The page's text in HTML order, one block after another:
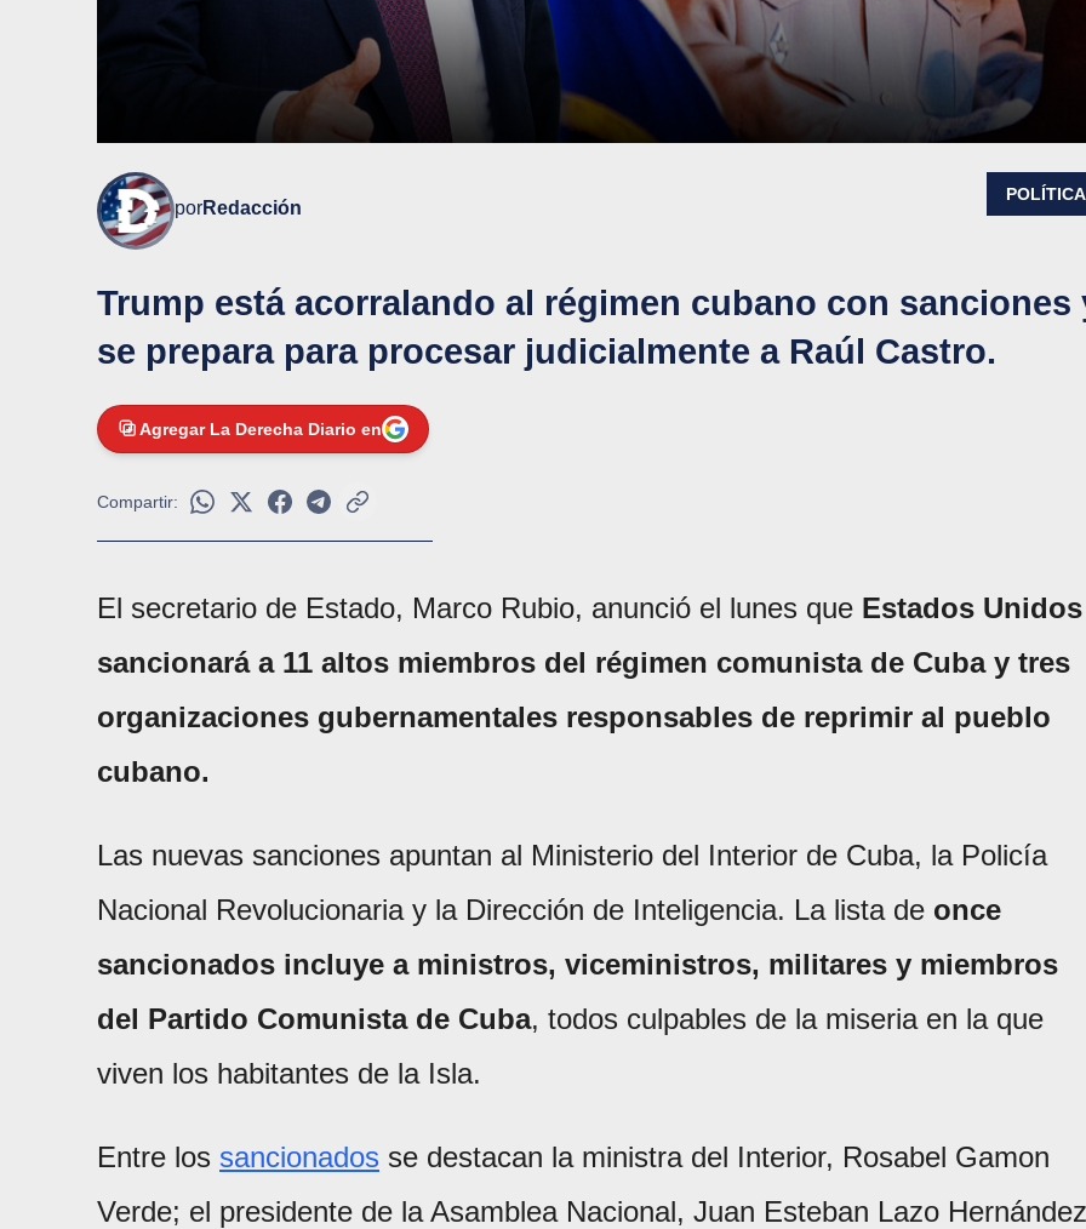
porRedacción
POLÍTICA
Trump está acorralando al régimen cubano con sanciones
se prepara para procesar judicialmente a Raúl Castro.
Agregar La Derecha Diario en
Compartir:
El secretario de Estado, Marco Rubio, anunció el lunes que Estados Unidos
sancionará a 11 altos miembros del régimen comunista de Cuba y tres
organizaciones gubernamentales responsables de reprimir al pueblo
cubano.
Las nuevas sanciones apuntan al Ministerio del Interior de Cuba, la Policía
Nacional Revolucionaria y la Dirección de Inteligencia. La lista de once
sancionados incluye a ministros, viceministros, militares y miembros
del Partido Comunista de Cuba, todos culpables de la miseria en la que
viven los habitantes de la Isla.
Entre los sancionados se destacan la ministra del Interior, Rosabel Gamon
Verde; el presidente de la Asamblea Nacional, Juan Esteban Lazo